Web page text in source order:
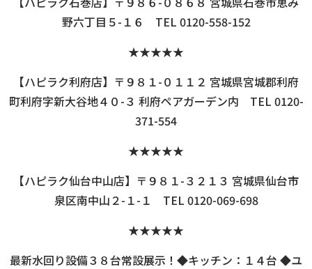
野六丁目５-１６ TEL 0120-558-152
★★★★★
【ハピラク利府店】〒９８１-０１１２ 宮城県宮城郡利府
町利府字新大谷地４０-３ 利府ペアガーデン内 TEL 0120-
371-554
★★★★★
【ハピラク仙台中山店】〒９８１-３２１３ 宮城県仙台市
泉区南中山２-１-１ TEL 0120-069-698
★★★★★
最新水回り設備３８台常設展示！◆キッチン：１４台 ◆ユ